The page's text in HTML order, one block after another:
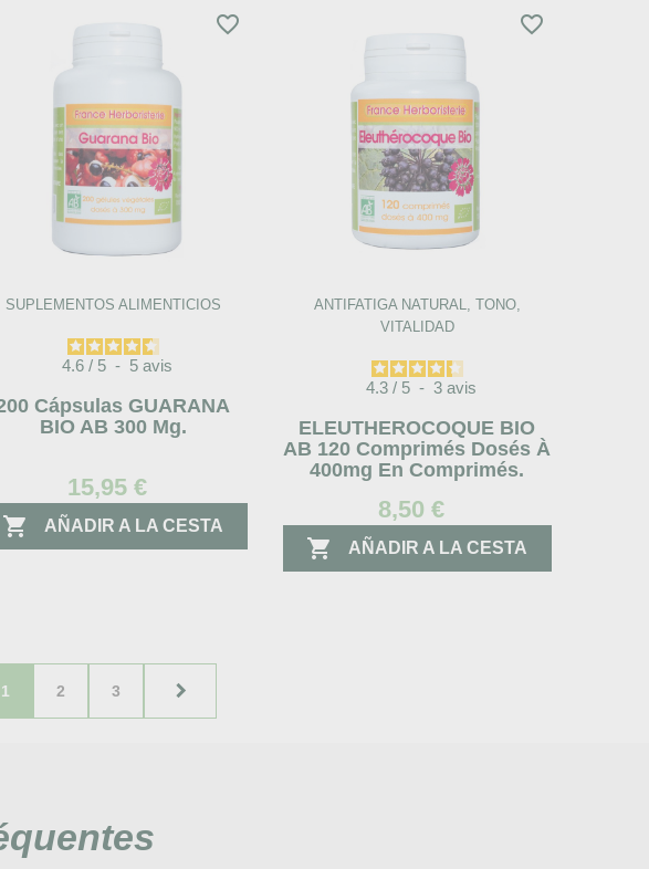
SUPLEMENTOS ALIMENTICIOS
4.6 / 5 - 5avis
Cápsulas GUARANA
BIO AB 300 Mg.
15,95 €
 AÑADIR A LA CESTA
favorite_border
ANTIFATIGA NATURAL, TONO,
VITALIDAD
4.3 / 5 - 3avis
ELEUTHEROCOQUE BIO
AB 120 Comprimés Dosés À
400mg En Comprimés.
8,50 €
 AÑADIR A LA CESTA
favorite_border
1 2 3 